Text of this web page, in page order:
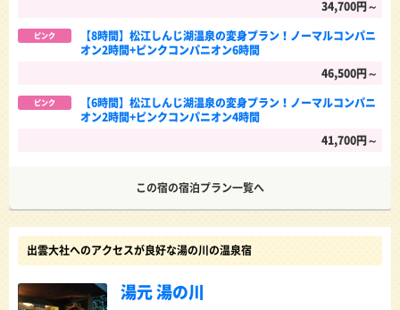
34,700円～
ピンク
【8時間】松江しんじ湖温泉の変身プラン！ノーマルコンパニ
オン2時間+ピンクコンパニオン6時間
46,500円～
ピンク
【6時間】松江しんじ湖温泉の変身プラン！ノーマルコンパニ
オン2時間+ピンクコンパニオン4時間
41,700円～
この宿の宿泊プラン一覧へ
出雲大社へのアクセスが良好な湯の川の温泉宿
湯元 湯の川